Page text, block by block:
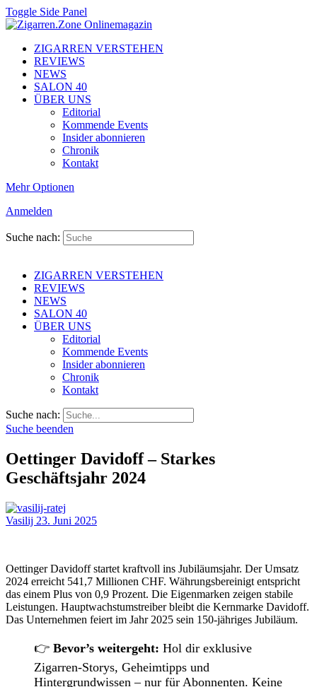
Toggle Side Panel
ZIGARREN VERSTEHEN
REVIEWS
NEWS
SALON 40
ÜBER UNS
Editorial
Kommende Events
Insider abonnieren
Chronik
Kontakt
Mehr Optionen
Anmelden
Suche nach:
ZIGARREN VERSTEHEN
REVIEWS
NEWS
SALON 40
ÜBER UNS
Editorial
Kommende Events
Insider abonnieren
Chronik
Kontakt
Suche nach:
Suche beenden
Oettinger Davidoff – Starkes
Geschäftsjahr 2024
Vasilij 23. Juni 2025
Oettinger Davidoff startet kraftvoll ins Jubiläumsjahr. Der Umsatz
2024 erreicht 541,7 Millionen CHF. Währungsbereinigt entspricht
das einem Plus von 0,9 Prozent. Die Eigenmarken zeigen stabile
Leistungen. Hauptwachstumstreiber bleibt die Kernmarke Davidoff.
Das Unternehmen feiert im Jahr 2025 sein 150-jähriges Jubiläum.
👉 Bevor’s weitergeht: Hol dir exklusive
Zigarren-Storys, Geheimtipps und
Hintergrundwissen – nur für Abonnenten. Keine